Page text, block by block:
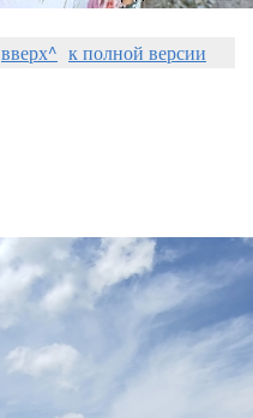
вверх^ к полной версии